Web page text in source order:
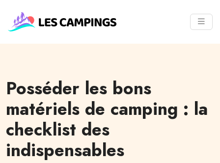
Posséder les bons
matériels de camping : la
checklist des
indispensables